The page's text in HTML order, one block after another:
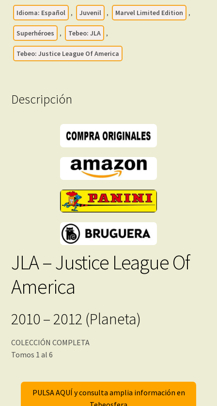
Colección
Completa
–
6
Formato
Idioma: Español , Juvenil , Marvel Limited Edition ,
Superhéroes , Tebeo: JLA ,
Tebeo: Justice League Of America
Descripción
JLA – Justice League Of
America
2010 – 2012 (Planeta)
COLECCIÓN COMPLETA
Tomos 1 al 6
PULSA AQUÍ y consulta amplia información en